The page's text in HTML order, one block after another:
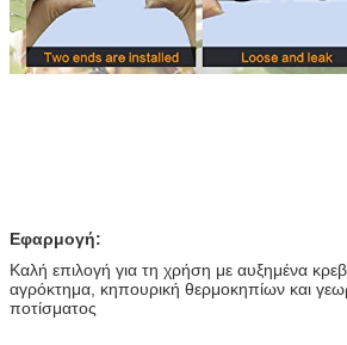
Εφαρμογή:
Καλή επιλογή για τη χρήση με αυξημένα
αγρόκτημα, κηπουρική θερμοκηπίων και
ποτίσματος